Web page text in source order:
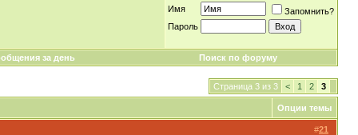
Имя
Запомнить?
Пароль
за день Поиск по форуму
Страница 3 из 3 < 1 2 3
Опции темы
#21